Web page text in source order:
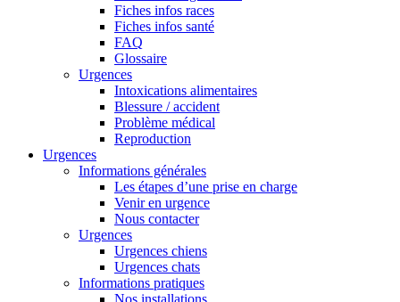
Fiches infos races
Fiches infos santé
FAQ
Glossaire
Urgences
Intoxications alimentaires
Blessure / accident
Problème médical
Reproduction
Urgences
Informations générales
Les étapes d’une prise en charge
Venir en urgence
Nous contacter
Urgences
Urgences chiens
Urgences chats
Informations pratiques
Nos installations